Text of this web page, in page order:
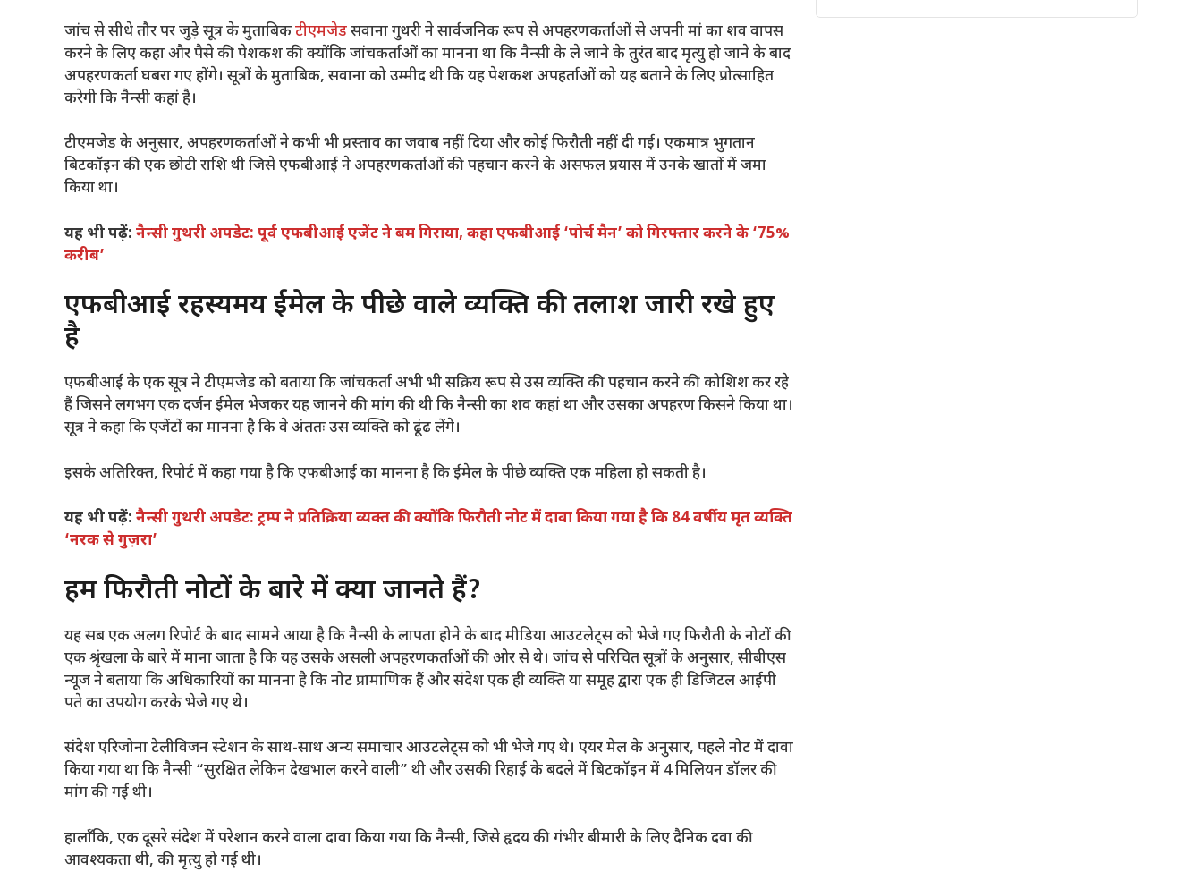
जांच से सीधे तौर पर जुड़े सूत्र के मुताबिकटीएमजेडसवाना गुथरी ने सार्वजनिक रूप से अपहरणकर्ताओं से अपनी मां का शव वापस
करने के लिए कहा और पैसे की पेशकश की क्योंकि जांचकर्ताओं का मानना ​​​​था कि नैन्सी के ले जाने के तुरंत बाद मृत्यु हो जाने के बाद
अपहरणकर्ता घबरा गए होंगे। सूत्रों के मुताबिक, सवाना को उम्मीद थी कि यह पेशकश अपहर्ताओं को यह बताने के लिए प्रोत्साहित
करेगी कि नैन्सी कहां है।
टीएमजेड के अनुसार, अपहरणकर्ताओं ने कभी भी प्रस्ताव का जवाब नहीं दिया और कोई फिरौती नहीं दी गई। एकमात्र भुगतान
बिटकॉइन की एक छोटी राशि थी जिसे एफबीआई ने अपहरणकर्ताओं की पहचान करने के असफल प्रयास में उनके खातों में जमा
किया था।
यह भी पढ़ें: नैन्सी गुथरी अपडेट: पूर्व एफबीआई एजेंट ने बम गिराया, कहा एफबीआई ‘पोर्च मैन’ को गिरफ्तार करने के ‘75%
करीब’
एफबीआई रहस्यमय ईमेल के पीछे वाले व्यक्ति की तलाश जारी रखे हुए
है
एफबीआई के एक सूत्र ने टीएमजेड को बताया कि जांचकर्ता अभी भी सक्रिय रूप से उस व्यक्ति की पहचान करने की कोशिश कर रहे
हैं जिसने लगभग एक दर्जन ईमेल भेजकर यह जानने की मांग की थी कि नैन्सी का शव कहां था और उसका अपहरण किसने किया था।
सूत्र ने कहा कि एजेंटों का मानना ​​है कि वे अंततः उस व्यक्ति को ढूंढ लेंगे।
इसके अतिरिक्त, रिपोर्ट में कहा गया है कि एफबीआई का मानना ​​​​है कि ईमेल के पीछे व्यक्ति एक महिला हो सकती है।
यह भी पढ़ें: नैन्सी गुथरी अपडेट: ट्रम्प ने प्रतिक्रिया व्यक्त की क्योंकि फिरौती नोट में दावा किया गया है कि 84 वर्षीय मृत व्यक्ति
‘नरक से गुज़रा’
हम फिरौती नोटों के बारे में क्या जानते हैं?
यह सब एक अलग रिपोर्ट के बाद सामने आया है कि नैन्सी के लापता होने के बाद मीडिया आउटलेट्स को भेजे गए फिरौती के नोटों की
एक श्रृंखला के बारे में माना जाता है कि यह उसके असली अपहरणकर्ताओं की ओर से थे। जांच से परिचित सूत्रों के अनुसार, सीबीएस
न्यूज ने बताया कि अधिकारियों का मानना ​​है कि नोट प्रामाणिक हैं और संदेश एक ही व्यक्ति या समूह द्वारा एक ही डिजिटल आईपी
पते का उपयोग करके भेजे गए थे।
संदेश एरिजोना टेलीविजन स्टेशन के साथ-साथ अन्य समाचार आउटलेट्स को भी भेजे गए थे। एयर मेल के अनुसार, पहले नोट में दावा
किया गया था कि नैन्सी “सुरक्षित लेकिन देखभाल करने वाली” थी और उसकी रिहाई के बदले में बिटकॉइन में 4 मिलियन डॉलर की
मांग की गई थी।
हालाँकि, एक दूसरे संदेश में परेशान करने वाला दावा किया गया कि नैन्सी, जिसे हृदय की गंभीर बीमारी के लिए दैनिक दवा की
आवश्यकता थी, की मृत्यु हो गई थी।